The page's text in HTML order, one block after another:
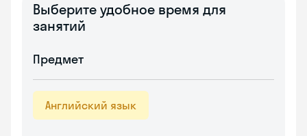
Выберите удобное время для
занятий
Предмет
Английский язык